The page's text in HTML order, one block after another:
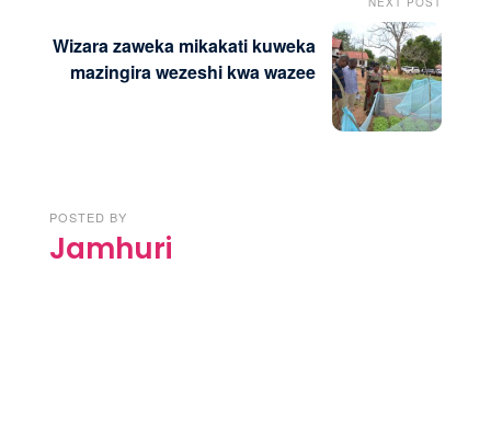
Wizara zaweka mikakati kuweka
mazingira wezeshi kwa wazee
POSTED BY
Jamhuri